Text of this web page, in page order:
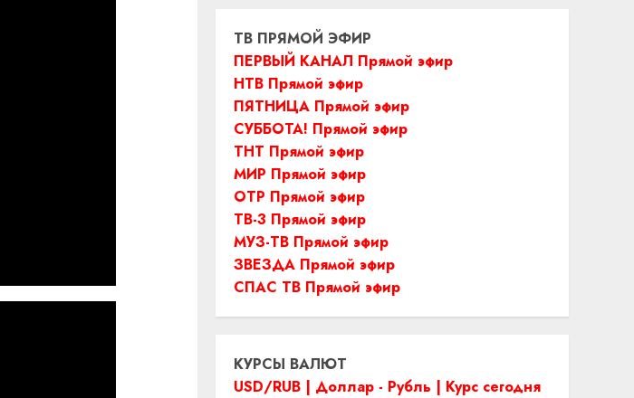
ТВ ПРЯМОЙ ЭФИР
ПЕРВЫЙ КАНАЛ Прямой эфир
НТВ Прямой эфир
ПЯТНИЦА Прямой эфир
СУББОТА! Прямой эфир
ТНТ Прямой эфир
МИР Прямой эфир
ОТР Прямой эфир
ТВ-3 Прямой эфир
МУЗ-ТВ Прямой эфир
ЗВЕЗДА Прямой эфир
СПАС ТВ Прямой эфир
КУРСЫ ВАЛЮТ
USD/RUB | Доллар - Рубль | Курс сегодня